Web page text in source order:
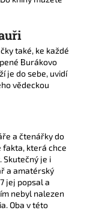
také, ke každé
Burákovo
je do sebe, uvidí
vědeckou
a čtenářky do
fakta, která chce
Skutečný je i
a amatérský
jej popsal a
nebyl nalezen
Oba v této